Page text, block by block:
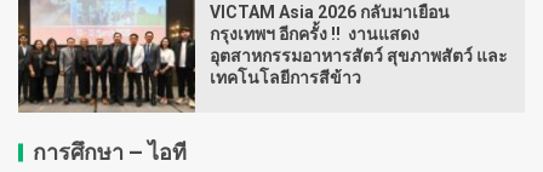
VICTAM Asia 2026 กลับมาเยือน
กรุงเทพฯ อีกครั้ง !! งานแสดง
อุตสาหกรรมอาหารสัตว์ สุขภาพสัตว์ และ
เทคโนโลยีการสีข้าว
การศึกษา – ไอที